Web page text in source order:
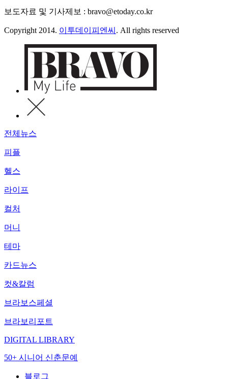
보도자료 및 기사제보 : bravo@etoday.co.kr
Copyright 2014. 이투데이피엔씨 . All rights reserved
전체뉴스
피플
헬스
라이프
컬처
머니
테마
카드뉴스
컷&칼럼
브라보스페셜
브라보리포트
DIGITAL LIBRARY
50+ 시니어 신춘문예
블로그